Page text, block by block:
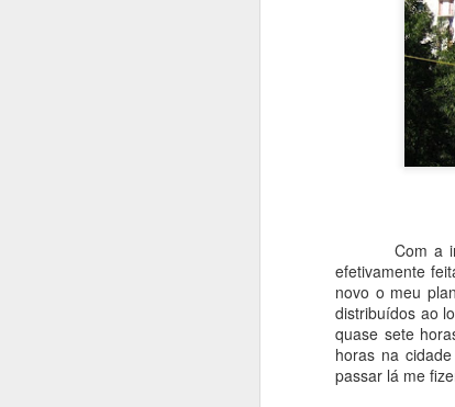
Com a
efetivamente
novo o meu
distribuídos ao
quase sete
horas na
passar lá me